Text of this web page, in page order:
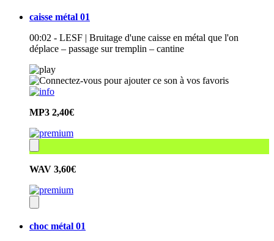
caisse métal 01
00:02 - LESF | Bruitage d'une caisse en métal que l'on
déplace – passage sur tremplin – cantine
MP3 2,40€
WAV 3,60€
choc métal 01